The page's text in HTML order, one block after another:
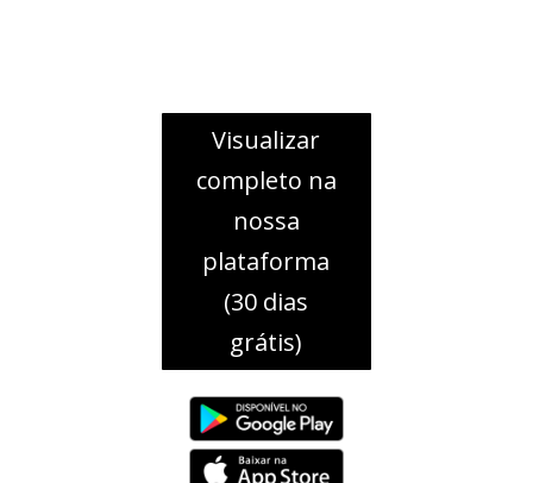
Visualizar
completo na
nossa
plataforma
(30 dias
grátis)